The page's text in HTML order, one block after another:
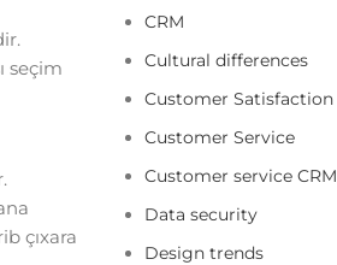
seçim
çıxara
CRM
Cultural differences
Customer Satisfaction
Customer Service
Customer service CRM
Data security
Design trends